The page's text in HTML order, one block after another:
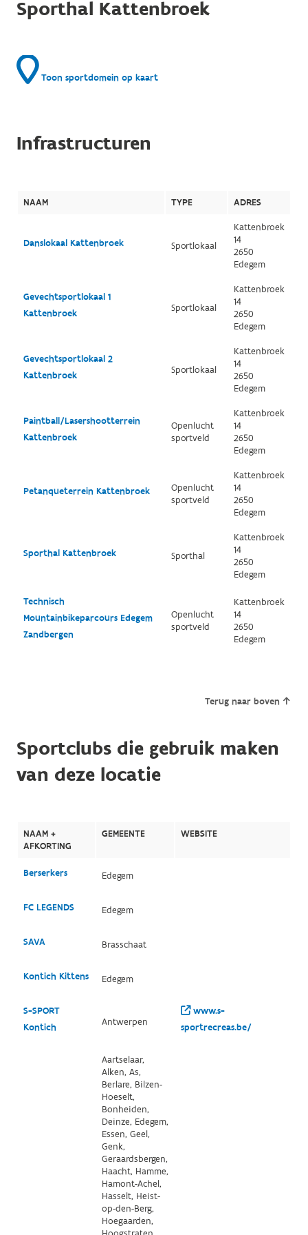
Sporthal Kattenbroek
Toon sportdomein op kaart
Infrastructuren
NAAM TYPE ADRES
Danslokaal Kattenbroek Sportlokaal
Kattenbroek
14
2650
Edegem
Gevechtsportlokaal 1
Kattenbroek
Sportlokaal
Kattenbroek
14
2650
Edegem
Gevechtsportlokaal 2
Kattenbroek
Sportlokaal
Kattenbroek
14
2650
Edegem
Paintball/Lasershootterrein
Kattenbroek
Openlucht
sportveld
Kattenbroek
14
2650
Edegem
Petanqueterrein Kattenbroek
Openlucht
sportveld
Kattenbroek
14
2650
Edegem
Sporthal Kattenbroek Sporthal
Kattenbroek
14
2650
Edegem
Technisch
Mountainbikeparcours Edegem
Zandbergen
Openlucht
sportveld
Kattenbroek
14
2650
Edegem
Terug naar boven
Sportclubs die gebruik maken
van deze locatie
NAAM +
AFKORTING
GEMEENTE WEBSITE
Berserkers Edegem
FC LEGENDS Edegem
SAVA Brasschaat
Kontich Kittens Edegem
S-SPORT
Kontich
Antwerpen
www.s-
sportrecreas.be/
Aartselaar,
Alken, As,
Berlare, Bilzen-
Hoeselt,
Bonheiden,
Deinze, Edegem,
Essen, Geel,
Genk,
Geraardsbergen,
Haacht, Hamme,
Hamont-Achel,
Hasselt, Heist-
op-den-Berg,
Hoegaarden,